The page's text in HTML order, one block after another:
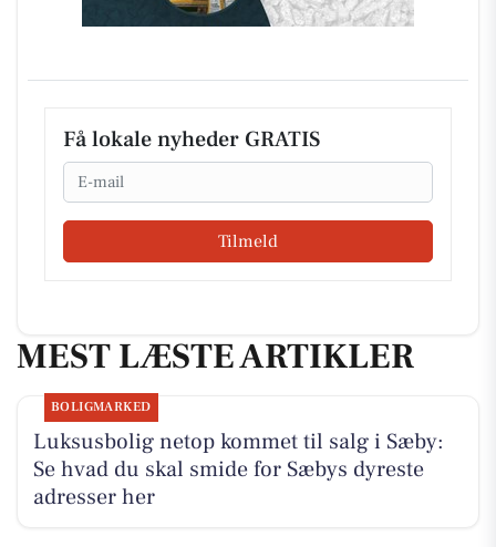
Få lokale nyheder GRATIS
Email
Tilmeld
MEST LÆSTE ARTIKLER
BOLIGMARKED
Luksusbolig netop kommet til salg i Sæby:
Se hvad du skal smide for Sæbys dyreste
adresser her